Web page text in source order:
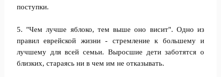
поступки.
5. "Чем лучше яблоко, тем выше оно висит". Одно из
правил еврейской жизни - стремление к большему и
лучшему для всей семьи. Выросшие дети заботятся о
близких, стараясь ни в чем им не отказывать.